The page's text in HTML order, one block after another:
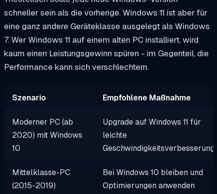
schneller sein als die vorherige. Windows 11 ist aber für
eine ganz andere Geräteklasse ausgelegt als Windows
7. Wer Windows 11 auf einem alten PC installiert, wird
kaum einen Leistungsgewinn spüren - im Gegenteil, die
Performance kann sich verschlechtern.
Szenario Empfohlene Maßnahme
Moderner PC (ab
2020) mit Windows
10
Upgrade auf Windows 11 für
leichte
Mittelklasse-PC
(2015-2019)
Bei Windows 10 bleiben und
Optimierungen anwenden